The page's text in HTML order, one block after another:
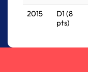
2015
D1 (8
pts)